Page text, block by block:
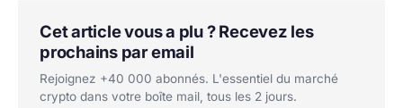
Cet article vous a plu ? Recevez les
prochains par email
Rejoignez +40 000 abonnés. L'essentiel du marché
crypto dans votre boîte mail, tous les 2 jours.